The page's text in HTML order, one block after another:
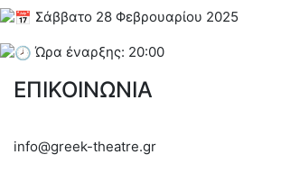
Σάββατο 28 Φεβρουαρίου 2025
Ώρα έναρξης: 20:00
ΕΠΙΚΟΙΝΩΝΙΑ
info@greek-theatre.gr